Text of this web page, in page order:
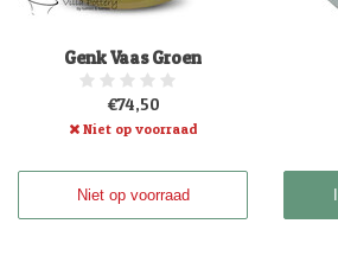
Genk Vaas Groen
€74,50
Niet op voorraad
Niet op voorraad